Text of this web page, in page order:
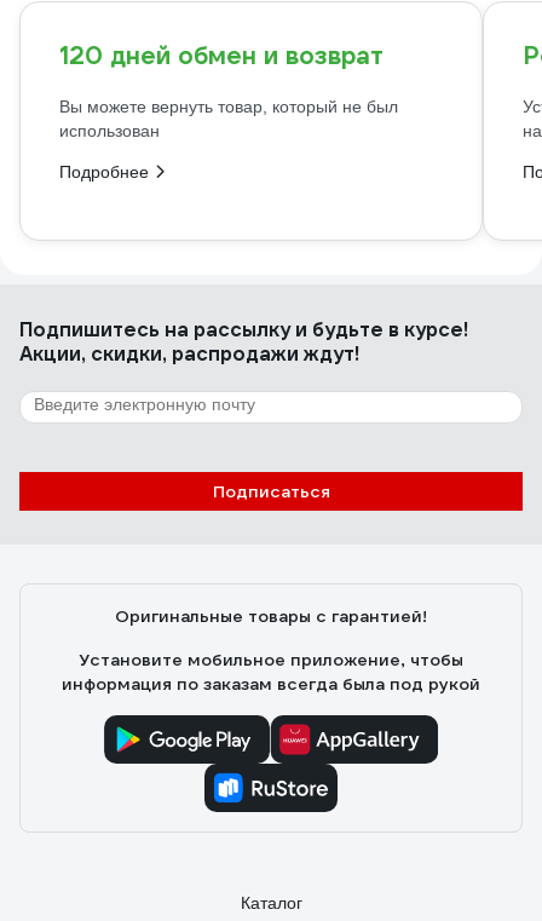
120 дней обмен и возврат
Вы можете вернуть товар, который не был
использован
Подробнее
Подпишитесь на рассылкуи будьте в курсе!
Акции, скидки, распродажи ждут!
Подписаться
Оригинальные товары с гарантией!
Установите мобильное приложение, чтобы
информация по заказам всегда была под рукой
Каталог